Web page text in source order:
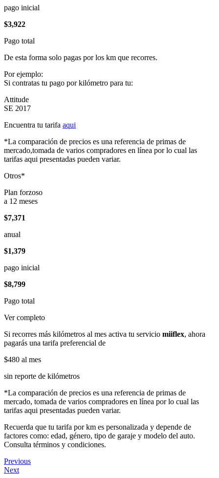
pago inicial
$3,922
Pago total
De esta forma solo pagas por los km que recorres.
Por ejemplo:
Si contratas tu pago por kilómetro para tu:
Attitude
SE 2017
Encuentra tu tarifa aqui
*La comparación de precios es una referencia de primas de
mercado,tomada de varios compradores en línea por lo cual las
tarifas aqui presentadas pueden variar.
Otros*
Plan forzoso
a 12 meses
$7,371
anual
$1,379
pago inicial
$8,799
Pago total
Ver completo
Si recorres más kilómetros al mes activa tu servicio miiflex, ahora
pagarás una tarifa preferencial de
$480 al mes
sin reporte de kilómetros
*La comparación de precios es una referencia de primas de
mercado, tomada de varios compradores en línea por lo cual las
tarifas aqui presentadas pueden variar.
Recuerda que tu tarifa por km es personalizada y depende de
factores como: edad, género, tipo de garaje y modelo del auto.
Consulta términos y condiciones.
Previous
Next